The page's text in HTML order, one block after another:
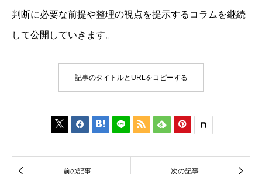
判断に必要な前提や整理の視点を提示するコラムを継続
して公開していきます。
記事のタイトルとURLをコピーする
     
前の記事 次の記事